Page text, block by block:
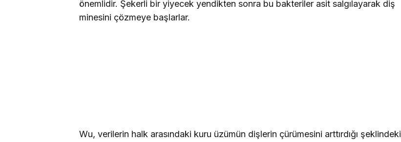
önemlidir. Şekerli bir yiyecek yendikten sonra bu bakteriler asit salgılayarak diş
minesini çözmeye başlarlar.
Wu, verilerin halk arasındaki kuru üzümün dişlerin çürümesini arttırdığı şeklindeki